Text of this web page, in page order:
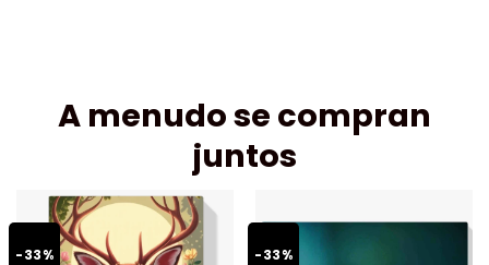
A menudo se compran
juntos
-33% -33%